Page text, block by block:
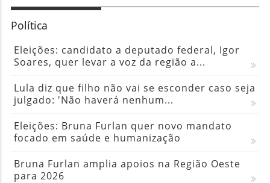
Política
Eleições: candidato a deputado federal, Igor
Soares, quer levar a voz da região a...
Lula diz que filho não vai se esconder caso seja
julgado: 'Não haverá nenhum...
Eleições: Bruna Furlan quer novo mandato
focado em saúde e humanização
Bruna Furlan amplia apoios na Região Oeste
para 2026